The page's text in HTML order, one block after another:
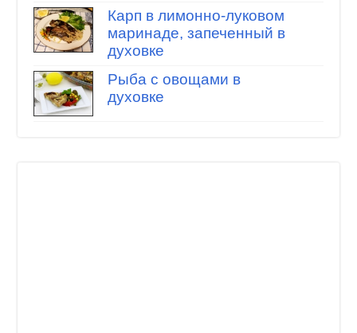
Карп в лимонно-луковом
маринаде, запеченный в
духовке
Рыба с овощами в
духовке